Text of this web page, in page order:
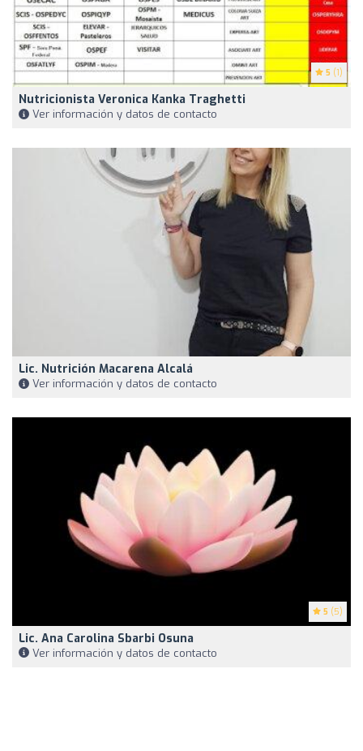
5 (1)
Nutricionista Veronica Kanka Traghetti
Ver información y datos de contacto
Lic. Nutrición Macarena Alcalá
Ver información y datos de contacto
5 (5)
Lic. Ana Carolina Sbarbi Osuna
Ver información y datos de contacto